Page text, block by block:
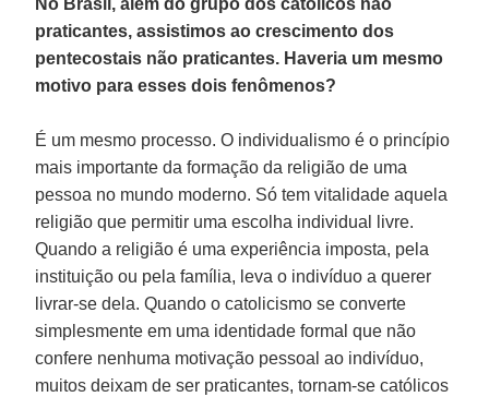
praticantes, assistimos ao crescimento dos
pentecostais não praticantes. Haveria um mesmo
motivo para esses dois fenômenos?
É um mesmo processo. O individualismo é o princípio
mais importante da formação da religião de uma
pessoa no mundo moderno. Só tem vitalidade aquela
religião que permitir uma escolha individual livre.
Quando a religião é uma experiência imposta, pela
instituição ou pela família, leva o indivíduo a querer
livrar-se dela. Quando o catolicismo se converte
simplesmente em uma identidade formal que não
confere nenhuma motivação pessoal ao indivíduo,
muitos deixam de ser praticantes, tornam-se católicos